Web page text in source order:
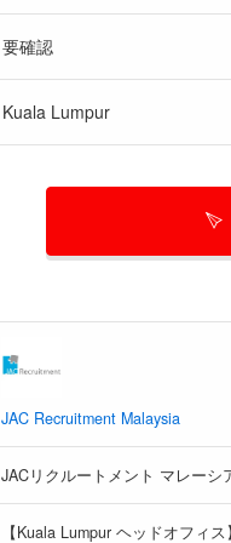
要確認
Kuala Lumpur
JAC Recruitment Malaysia
JACリクルートメント マレーシ
【Kuala Lumpur ヘッドオフィス